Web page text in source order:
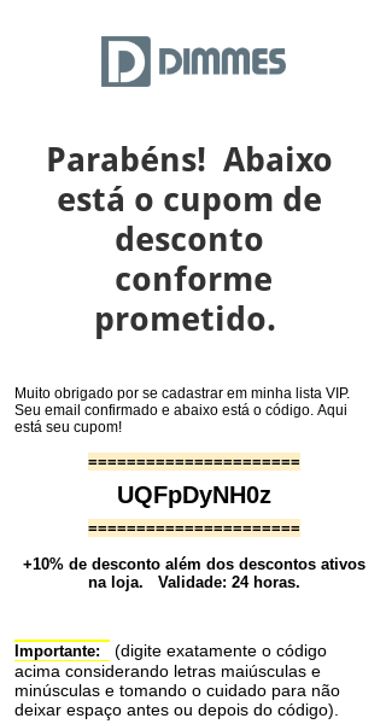
Muito obrigado por se cadastrar em minha lista VIP.
Seu email confirmado e abaixo está o código. Aqui
está seu cupom!
======================
UQFpDyNH0z
======================
+10% de desconto além dos descontos ativos
na loja. Validade: 24 horas.
Importante:
(digite exatamente o código
acima considerando letras maiúsculas e
minúsculas e tomando o cuidado para não
deixar espaço antes ou depois do código).
Parabéns! Abaixo
está o cupom de
desconto
​​​​​​​ conforme
prometido.